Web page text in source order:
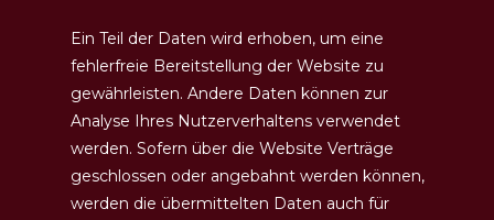
Ein Teil der Daten wird erhoben, um eine
fehlerfreie Bereitstellung der Website zu
gewährleisten. Andere Daten können zur
Analyse Ihres Nutzerverhaltens verwendet
werden. Sofern über die Website Verträge
geschlossen oder angebahnt werden können,
werden die übermittelten Daten auch für